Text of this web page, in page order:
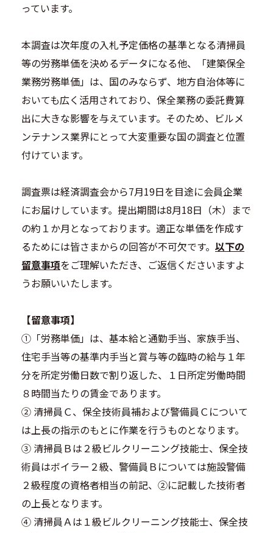
っています。
本調査は次年度の入札予定価格の基準となる清掃員
等の労務単価を決めるデータになる他、「建築保全
業務労務単価」は、国のみならず、地方自治体等に
おいても広く活用されており、保全業務の委託費算
出に大きな影響を与えています。そのため、ビルメ
ンテナンス業界にとって大変重要な国の調査と位置
付けています。
調査票は経済調査会から7月19日を目途に会員企業
にお届けしています。提出期間は8月18日（木）まで
の約１か月となっております。適正な単価を作成す
るためには皆さまからの回答が不可欠です。 以下の
留意事項をご理解いただき、ご返信くださいますよ
うお願いいたします。
【留意事項】
①「労務単価」は、基本給と通勤手当、家族手当、
住宅手当等の基準内手当と賞与等の臨時の給与１年
分を所定労働日数で割り返した、１日所定労働時間
８時間当たりの賃金であります。
② 清掃員Ｃ、保全技術員補および警備員Ｃについて
は上長の指示のもとに作業を行うものとなります。
③ 清掃員Ｂは２級ビルクリーニング技能士、保全技
術員はボイラー２級、警備員Ｂについては施設警備
２級程度の資格者相当の前記、②に記載した技術者
の上長となります。
④ 清掃員Ａは１級ビルクリーニング技能士、保全技